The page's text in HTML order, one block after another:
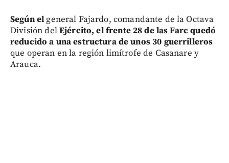
Según el general Fajardo, comandante de la Octava
División delEjército, el frente 28 de las Farc quedó
reducido a una estructura de unos 30 guerrilleros
que operan en la región limítrofe de Casanare y
Arauca.